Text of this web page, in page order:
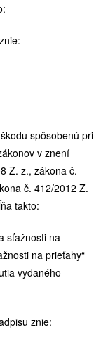
spôsobenú pri
v znení
Z. z., zákona č.
č. 412/2012 Z.
takto:
sťažnosti na
na prieťahy“
vydaného
znie: